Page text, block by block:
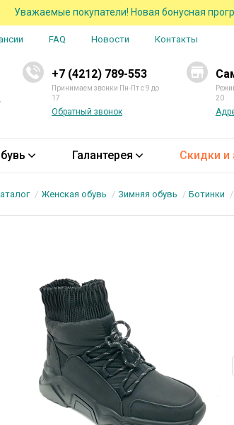
Уважаемые покупатели! Новая бонусная
FAQ Новости Контакты
+7 (4212) 789-553
Принимаем звонки Пн-Пт с 9 до
17
Обратный звонок
20
Галантерея Скидки и
Женская обувь Зимняя обувь Ботинки